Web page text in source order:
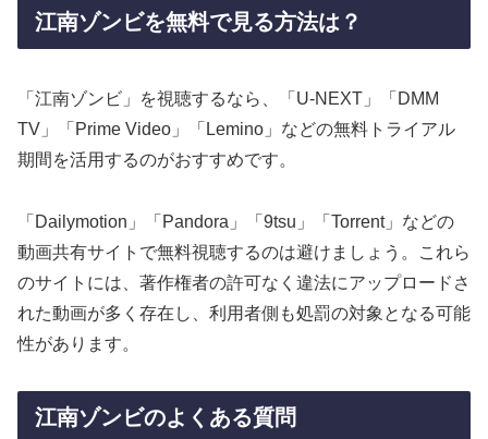
江南ゾンビを無料で見る方法は？
「江南ゾンビ」を視聴するなら、「U-NEXT」「DMM
TV」「Prime Video」「Lemino」などの無料トライアル
期間を活用するのがおすすめです。
「Dailymotion」「Pandora」「9tsu」「Torrent」などの
動画共有サイトで無料視聴するのは避けましょう。これら
のサイトには、著作権者の許可なく違法にアップロードさ
れた動画が多く存在し、利用者側も処罰の対象となる可能
性があります。
江南ゾンビのよくある質問